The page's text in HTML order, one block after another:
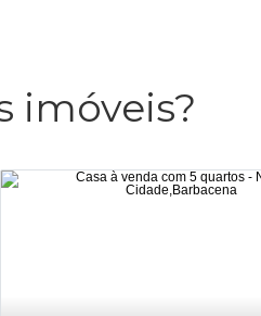
imóveis?